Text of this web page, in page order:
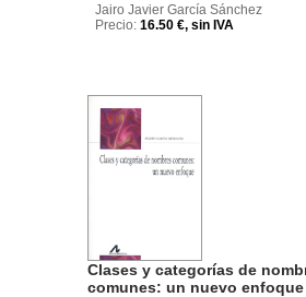
Jairo Javier García Sánchez
Precio: 16.50 €, sin IVA
Clases y categorías de
comunes: un nuevo enfoque